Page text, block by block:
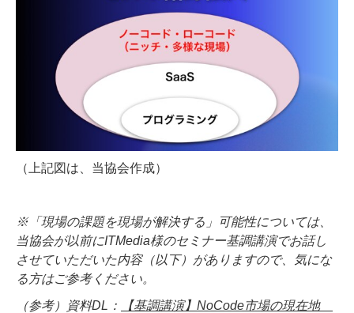
（上記図は、当協会作成）
※「現場の課題を現場が解決する」可能性については、
当協会が以前にITMedia様のセミナー基調講演でお話し
させていただいた内容（以下）がありますので、気にな
る方はご参考ください。
（参考）資料DL：
【基調講演】NoCode市場の現在地